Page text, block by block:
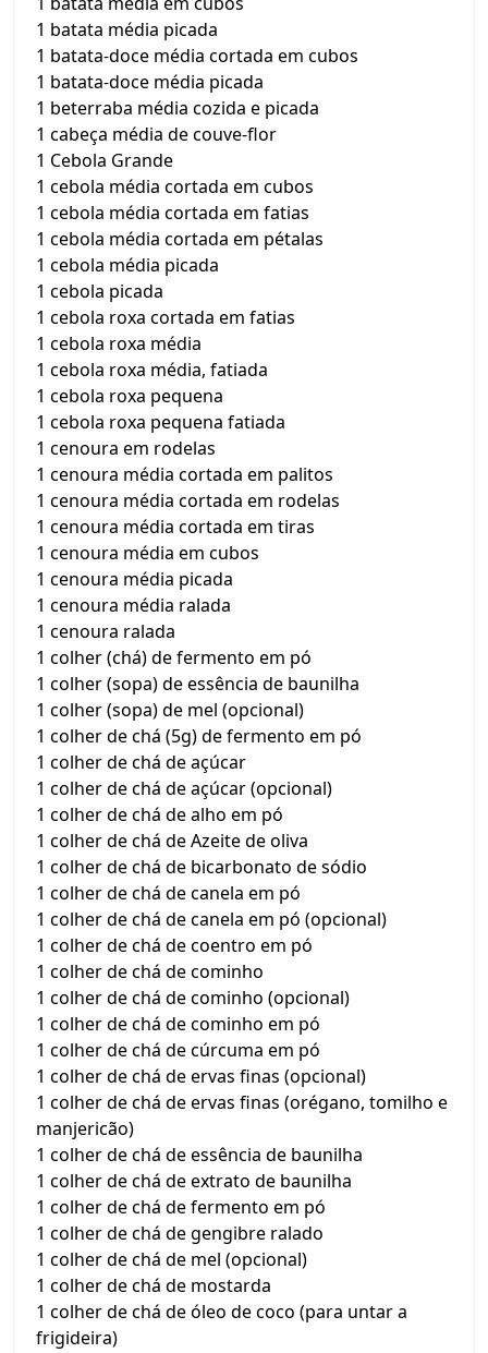
1 batata média picada
1 batata-doce média cortada em cubos
1 batata-doce média picada
1 beterraba média cozida e picada
1 cabeça média de couve-flor
1 Cebola Grande
1 cebola média cortada em cubos
1 cebola média cortada em fatias
1 cebola média cortada em pétalas
1 cebola média picada
1 cebola picada
1 cebola roxa cortada em fatias
1 cebola roxa média
1 cebola roxa média, fatiada
1 cebola roxa pequena
1 cebola roxa pequena fatiada
1 cenoura em rodelas
1 cenoura média cortada em palitos
1 cenoura média cortada em rodelas
1 cenoura média cortada em tiras
1 cenoura média em cubos
1 cenoura média picada
1 cenoura média ralada
1 cenoura ralada
1 colher (chá) de fermento em pó
1 colher (sopa) de essência de baunilha
1 colher (sopa) de mel (opcional)
1 colher de chá (5g) de fermento em pó
1 colher de chá de açúcar
1 colher de chá de açúcar (opcional)
1 colher de chá de alho em pó
1 colher de chá de Azeite de oliva
1 colher de chá de bicarbonato de sódio
1 colher de chá de canela em pó
1 colher de chá de canela em pó (opcional)
1 colher de chá de coentro em pó
1 colher de chá de cominho
1 colher de chá de cominho (opcional)
1 colher de chá de cominho em pó
1 colher de chá de cúrcuma em pó
1 colher de chá de ervas finas (opcional)
1 colher de chá de ervas finas (orégano, tomilho e
manjericão)
1 colher de chá de essência de baunilha
1 colher de chá de extrato de baunilha
1 colher de chá de fermento em pó
1 colher de chá de gengibre ralado
1 colher de chá de mel (opcional)
1 colher de chá de mostarda
1 colher de chá de óleo de coco (para untar a
frigideira)